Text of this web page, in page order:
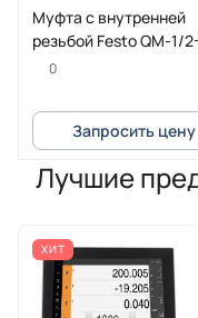
Муфта с внутренней
резьбой Festo QM-1/
0
Запросить цену
Лучшие
ХИТ